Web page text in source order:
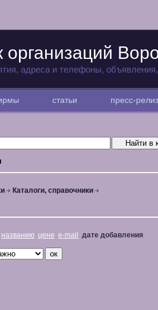
организаций
адреса и телефоны,
статьи пресс-
Каталоги, справочники
названию цене e-mail дате добавления